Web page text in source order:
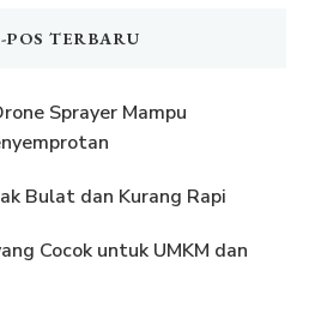
POS TERBARU
Sprayer Mampu
Bulat dan Kurang Rapi
Cocok untuk UMKM dan